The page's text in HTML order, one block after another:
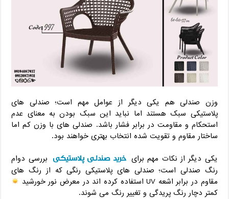
وزن صندلی هم یکی دیگر از عوامل مهم است؛ صندلی های
پلاستیکی سبک هستند اما نباید این سبک بودن به معنای عدم
استحکام و مقاومت در برابر فشار باشد. صندلی های با وزن کم اما
ساختار مقاوم و تقویت شده انتخاب بهتری خواهند بود.
یکی دیگر از نکات مهم برای خرید صندلی پلاستیکی بررسی دوام
رنگ صندلی است؛ صندلی های پلاستیکی رنگی که از رنگ های
مقاوم در برابر اشعه UV استفاده کرده اند در معرض نور خورشید
کمتر دچار رنگ پریدگی و تغییر رنگ می شوند.